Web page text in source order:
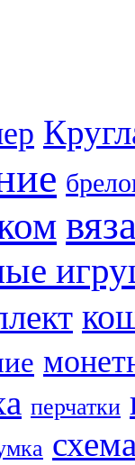
перчатки